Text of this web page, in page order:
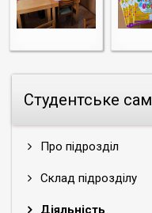
Студентське
Про підрозділ
Склад підрозділу
Діяльність